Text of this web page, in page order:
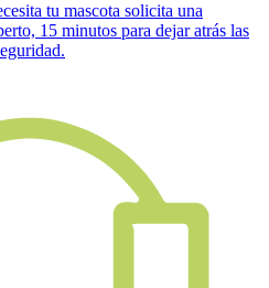
tu mascota solicita una
15 minutos para dejar atrás las